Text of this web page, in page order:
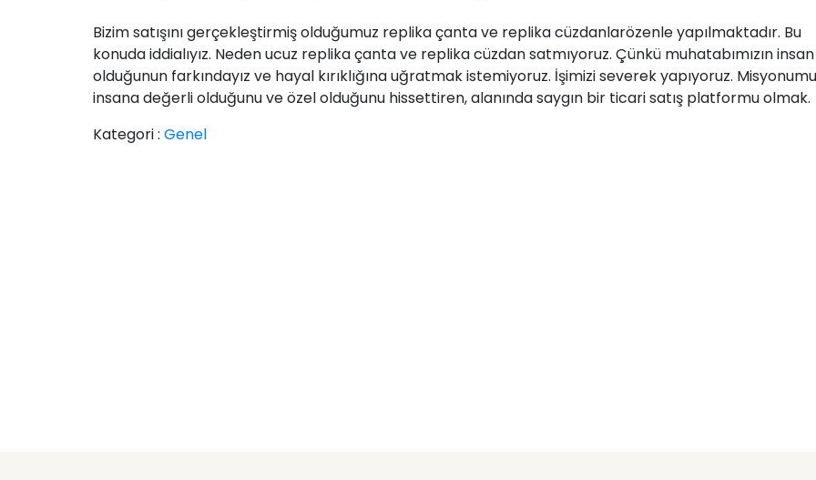
Bizim satışını gerçekleştirmiş olduğumuz replika çanta ve replika cüzdanlarözenle yapılmaktadır. Bu
konuda iddialıyız. Neden ucuz replika çanta ve replika cüzdan satmıyoruz. Çünkü muhatabımızın insan
olduğunun farkındayız ve hayal kırıklığına uğratmak istemiyoruz. İşimizi severek yapıyoruz.
insana değerli olduğunu ve özel olduğunu hissettiren, alanında saygın bir ticari satış platformu olmak.
Kategori : Genel